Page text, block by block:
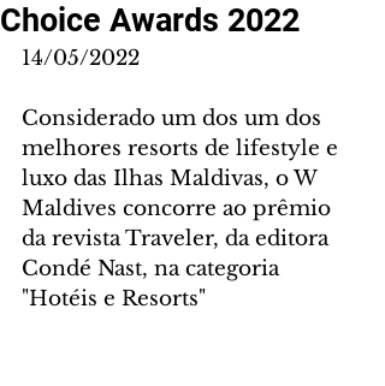
Choice Awards 2022
14/05/2022
Considerado um dos um dos
melhores resorts de lifestyle e
luxo das Ilhas Maldivas, o W
Maldives concorre ao prêmio
da revista Traveler, da editora
Condé Nast, na categoria
"Hotéis e Resorts"